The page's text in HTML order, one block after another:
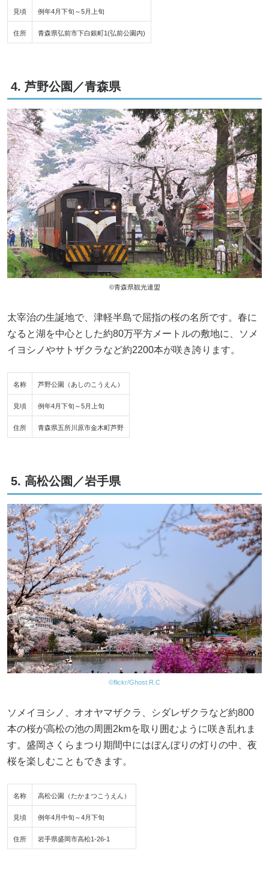
見頃 例年4月下旬～5月上旬
住所 青森県弘前市下白銀町1(弘前公園内)
4. 芦野公園／青森県
©青森県観光連盟
太宰治の生誕地で、津軽半島で屈指の桜の名所です。春に
なると湖を中心とした約80万平方メートルの敷地に、ソメ
イヨシノやサトザクラなど約2200本が咲き誇ります。
名称 芦野公園（あしのこうえん）
見頃 例年4月下旬～5月上旬
住所 青森県五所川原市金木町芦野
5. 高松公園／岩手県
©flickr/Ghost.R.C
ソメイヨシノ、オオヤマザクラ、シダレザクラなど約800
本の桜が高松の池の周囲2kmを取り囲むように咲き乱れま
す。盛岡さくらまつり期間中にはぼんぼりの灯りの中、夜
桜を楽しむこともできます。
名称 高松公園（たかまつこうえん）
見頃 例年4月中旬～4月下旬
住所 岩手県盛岡市高松1-26-1